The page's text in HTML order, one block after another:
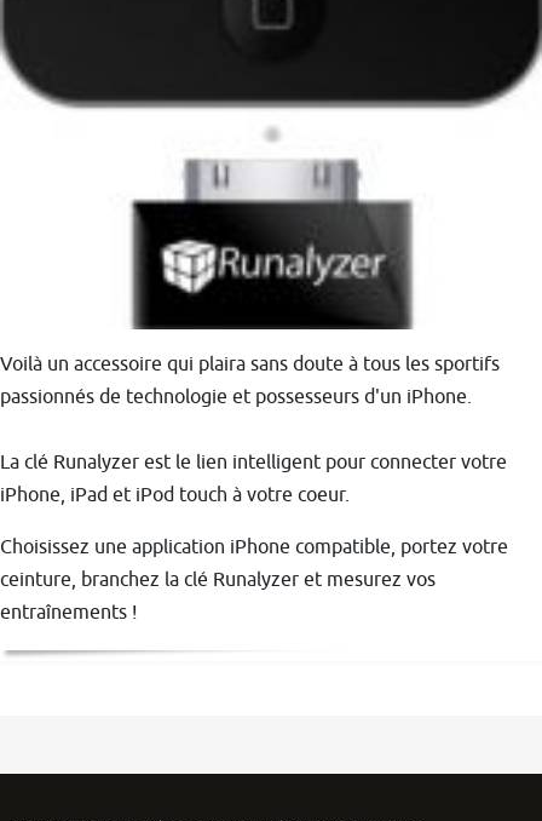
Voilà un accessoire qui plaira sans doute à tous les sportifs
passionnés de technologie et possesseurs d'un iPhone.
La clé Runalyzer est le lien intelligent pour connecter votre
iPhone, iPad et iPod touch à votre coeur.
Choisissez une application iPhone compatible, portez votre
ceinture, branchez la clé Runalyzer et mesurez vos
entraînements !